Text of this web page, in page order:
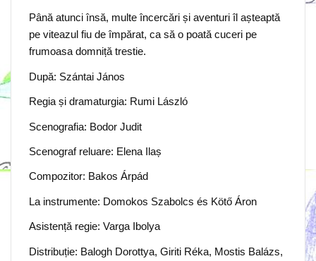
Până atunci însă, multe încercări și aventuri îl așteaptă
pe viteazul fiu de împărat, ca să o poată cuceri pe
frumoasa domniță trestie.
După: Szántai János
Regia și dramaturgia: Rumi László
Scenografia: Bodor Judit
Scenograf reluare: Elena Ilaș
Compozitor: Bakos Árpád
La instrumente: Domokos Szabolcs és Kötő Áron
Asistență regie: Varga Ibolya
Distribuție: Balogh Dorottya, Giriti Réka, Mostis Balázs,